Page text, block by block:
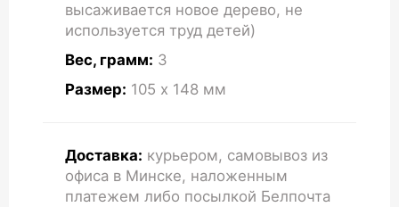
высаживается новое дерево, не
используется труд детей)
Вес, грамм: 3
Размер: 105 x 148 мм
Доставка: курьером, самовывоз из
офиса в Минске, наложенным
платежем либо посылкой Белпочта